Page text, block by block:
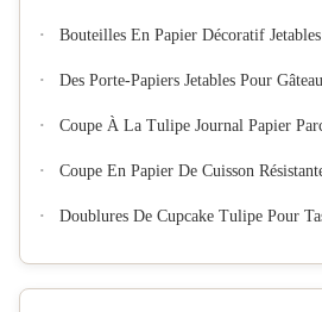
Bouteilles En Papier Décoratif Jetables En Forme De Tulipes Porte-
Des Porte-Papiers Jetables Pour Gâteaux De Tulipes En Plusieurs Formes Et
Coupe À La Tulipe Journal Papier Parchemin Anti-Graisse Revêtements De Gâteau Jetables
Coupe En Papier De Cuisson Résistante Aux Températures
Doublures De Cupcake Tulipe Pour Tasses De Cuisson Papier Parchemin Européen Non Blanchi